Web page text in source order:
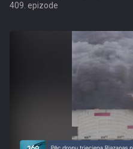
409. epizode